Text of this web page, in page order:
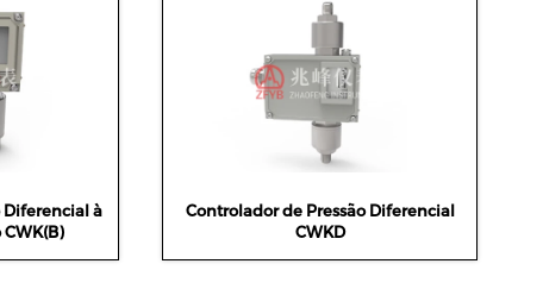
Diferencial à
Controlador de Pressão Diferencial
CWKD